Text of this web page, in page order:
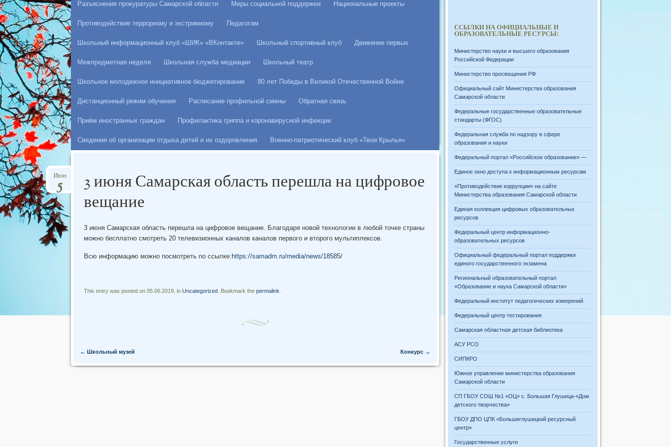
Разъяснения прокуратуры Самарской области Меры социальной поддержки Национальные проекты
Противодействие терроризму и экстримизму Педагогам
Школьный информационный клуб «ШИК» «ВКонтакте» Школьный спортивный клуб Движение первых
Межпредметная неделя Школьная служба медиации Школьный театр
Школьное молодежное инициативное бюджетирование 80 лет Победы в Великой Отечественной Войне
Дистанционный режим обучения Расписание профильной смены Обратная связь
Приём иностранных граждан Профилактика гриппа и коронавирусной инфекции
Сведения об организации отдыха детей и их оздоровления Военно-патриотический клуб «Твои Крылья»
3 июня Самарская область перешла на цифровое
вещание
Июн
5
3 июня Самарская область перешла на цифровое вещание. Благодаря новой технологии в любой точке страны
можно бесплатно смотреть 20 телевизионных каналов каналов первого и второго мультиплексов.
Всю информацию можно посмотреть по ссылке: https://samadm.ru/media/news/18585/
This entry was posted on 05.06.2019, in Uncategorized. Bookmark the permalink
Post navigation
← Школьный музей Конкурс →
ССЫЛКИ НА ОФИЦИАЛЬНЫЕ И
ОБРАЗОВАТЕЛЬНЫЕ РЕСУРСЫ:
Министерство науки и высшего образования
Российской Федерации
Министерство просвещения РФ
Официальный сайт Министерства образования
Самарской области
Федеральные государственные образовательные
стандарты (ФГОС)
Федеральная служба по надзору в сфере
образования и науки
Федеральный портал «Российское образование» —
Единое окно доступа к информационным ресурсам
«Противодействие коррупции» на сайте
Министерства образования Самарской области
Единая коллекция цифровых образовательных
ресурсов
Федеральный центр информационно-
образовательных ресурсов
Официальный федеральный портал поддержки
единого государственного экзамена
Региональный образовательный портал
«Образование и наука Самарской области»
Федеральный институт педагогических измерений
Федеральный центр тестирования
Самарская областная детская библиотека
АСУ РСО
СИПКРО
Южное управление министерства образования
Самарской области
СП ГБОУ СОШ №1 «ОЦ» с. Большая Глушица-«Дом
детского творчества»
ГБОУ ДПО ЦПК «Большеглушицкий ресурсный
центр»
Государственные услуги